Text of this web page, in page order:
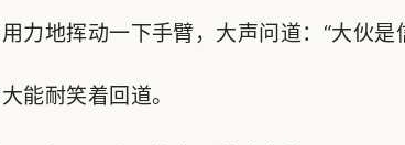
力地挥动一下手臂，大声问道：“大伙是
能耐笑着回道。